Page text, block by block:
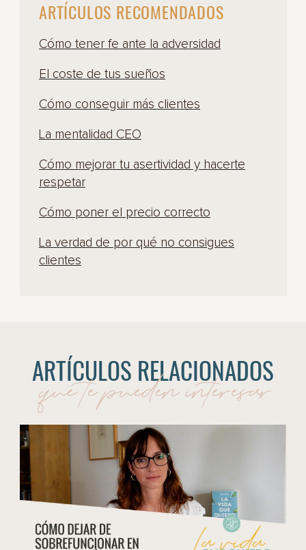
ARTÍCULOS RECOMENDADOS
Cómo tener fe ante la adversidad
El coste de tus sueños
Cómo conseguir más clientes
La mentalidad CEO
Cómo mejorar tu asertividad y hacerte
respetar
Cómo poner el precio correcto
La verdad de por qué no consigues
clientes
ARTÍCULOS RELACIONADOS
que te pueden interesar